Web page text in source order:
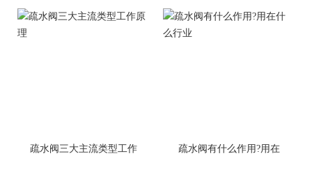
疏水阀三大主流类型工作 疏水阀有什么作用?用在